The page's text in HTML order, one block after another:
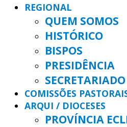
REGIONAL
QUEM SOMOS
HISTÓRICO
BISPOS
PRESIDÊNCIA
COMISSÕES
ARQUI / DIOCESES
PROVÍNCIA